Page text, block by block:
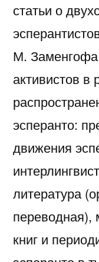
статьи о
М.
активистов
эсперанто:
движения
литература
переводная),
книг и